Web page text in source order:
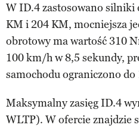
W ID.4 zastosowano silniki
KM i 204 KM, mocniejsza
obrotowy ma wartość 310
100 km/h w 8,5 sekundy,
samochodu ograniczono
Maksymalny zasięg ID.4
WLTP). W ofercie znajdzie